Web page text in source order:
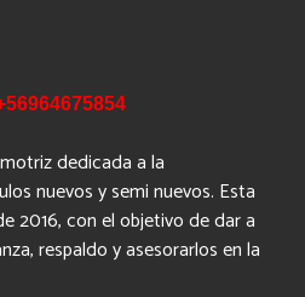
dedicada a la
nuevos y semi nuevos. Esta
2016, con el objetivo de dar a
respaldo y asesorarlos en la